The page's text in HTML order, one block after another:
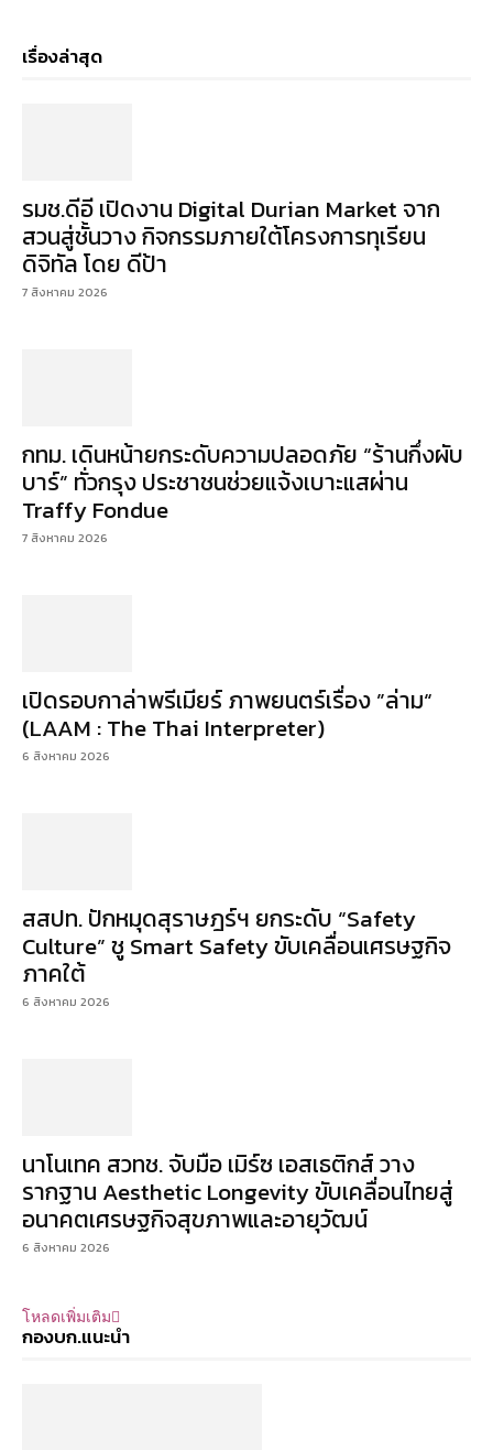
เรื่องล่าสุด
รมช.ดีอี เปิดงาน Digital Durian Market จาก
สวนสู่ชั้นวาง กิจกรรมภายใต้โครงการทุเรียน
ดิจิทัล โดย ดีป้า
7 สิงหาคม 2026
กทม. เดินหน้ายกระดับความปลอดภัย “ร้านกึ่งผับ
บาร์” ทั่วกรุง ประชาชนช่วยแจ้งเบาะแสผ่าน
Traffy Fondue
7 สิงหาคม 2026
เปิดรอบกาล่าพรีเมียร์ ภาพยนตร์เรื่อง ”ล่าม“
(LAAM : The Thai Interpreter)
6 สิงหาคม 2026
สสปท. ปักหมุดสุราษฎร์ฯ ยกระดับ “Safety
Culture” ชู Smart Safety ขับเคลื่อนเศรษฐกิจ
ภาคใต้
6 สิงหาคม 2026
นาโนเทค สวทช. จับมือ เมิร์ซ เอสเธติกส์ วาง
รากฐาน Aesthetic Longevity ขับเคลื่อนไทยสู่
อนาคตเศรษฐกิจสุขภาพและอายุวัฒน์
6 สิงหาคม 2026
โหลดเพิ่มเติม
กองบก.แนะนำ